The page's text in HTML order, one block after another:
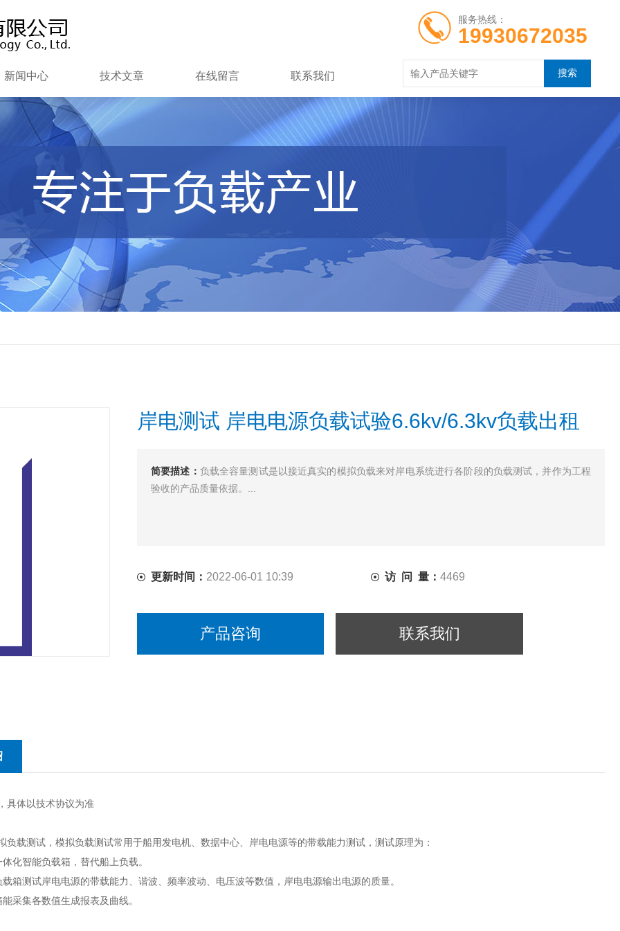
服务热线：
19930672035
新闻中心 技术文章 在线留言 联系我们
岸电测试 岸电电源负载试验6.6kv/6.3kv负载出租
简要描述： 负载全容量测试是以接近真实的模拟负载来对岸电系统进行各阶段的负载测试，并作为工程
验收的产品质量依据。...
更新时间： 2022-06-01 10:39 访 问 量： 4469
产品咨询 联系我们
具体以技术协议为准
负载测试，模拟负载测试常用于船用发电机、数据中心、岸电电源等的带载能力测试，测试原理为：
化智能负载箱，替代船上负载。
箱测试岸电电源的带载能力、谐波、频率波动、电压波等数值，岸电电源输出电源的质量。
采集各数值生成报表及曲线。